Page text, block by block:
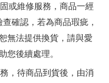
或維修服務，商品一經
確認，若為商品瑕疵，
無法提供換貨，請與愛
您後續處理。
，待商品到貨後，由消